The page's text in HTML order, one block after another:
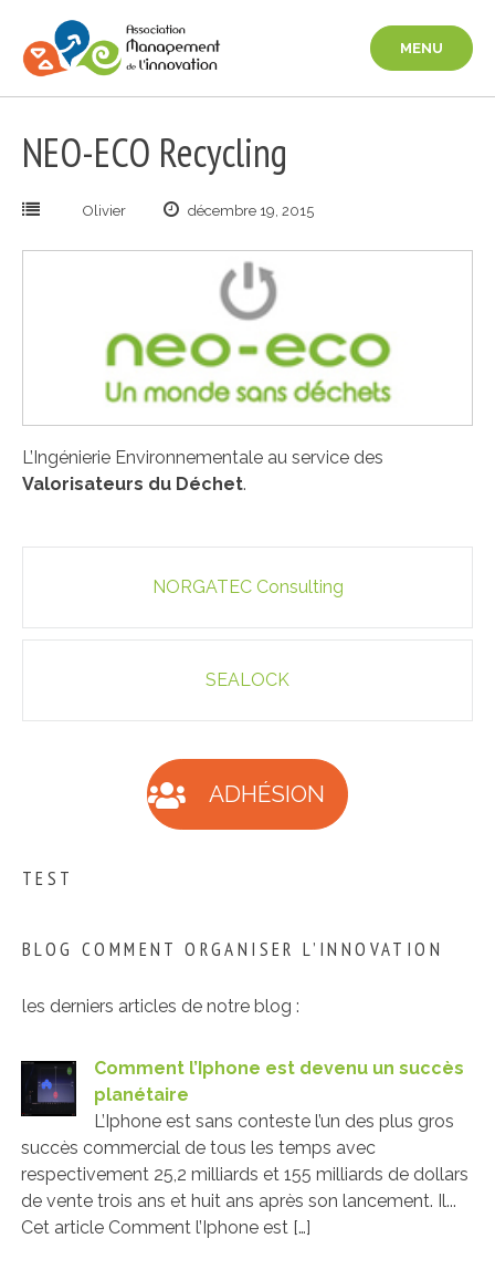
contenu
MENU
NEO-ECO Recycling
Olivier décembre 19, 2015
L’Ingénierie Environnementale au service des
Valorisateurs du Déchet.
articles
NORGATEC Consulting
SEALOCK
ADHÉSION
TEST
BLOG COMMENT ORGANISER L’INNOVATION
les derniers articles de notre blog :
Comment l’Iphone est devenu un succès
planétaire
L’Iphone est sans conteste l’un des plus gros
succès commercial de tous les temps avec
respectivement 25,2 milliards et 155 milliards de dollars
de vente trois ans et huit ans après son lancement. Il...
Cet article Comment l’Iphone est […]